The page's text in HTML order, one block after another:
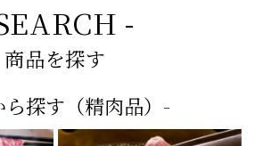
SEARCH -
探す（精肉品）-